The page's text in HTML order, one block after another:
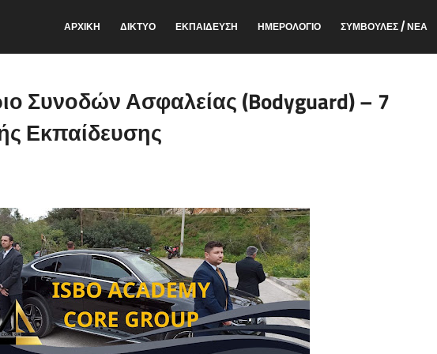
ΑΡΧΙΚΗ ΔΙΚΤΥΟ ΕΚΠΑΙΔΕΥΣΗ ΗΜΕΡΟΛΟΓΙΟ ΣΥΜΒΟΥΛΕΣ / ΝΕΑ
Συνοδών Ασφαλείας (Bodyguard) – 7
Εκπαίδευσης